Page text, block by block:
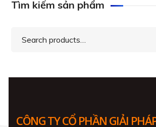
Tìm kiếm sản phẩm
Search
CÔNG TY CỔ PHẦN GIẢI